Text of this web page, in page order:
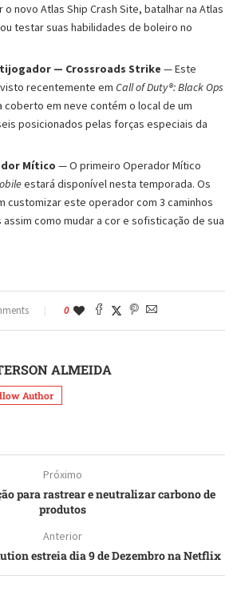
novo Atlas Ship Crash Site, batalhar na Atlas
testar suas habilidades de boleiro no
— Crossroads Strike — Este
recentemente em Call of Duty®: Black Ops
coberto em neve contém o local de um
posicionados pelas forças especiais da
Mítico — O primeiro Operador Mítico
estará disponível nesta temporada. Os
customizar este operador com 3 caminhos
como mudar a cor e sofisticação de sua
0
ALMEIDA
Author
Próximo
para rastrear e neutralizar carbono de
produtos
Anterior
estreia dia 9 de Dezembro na Netflix